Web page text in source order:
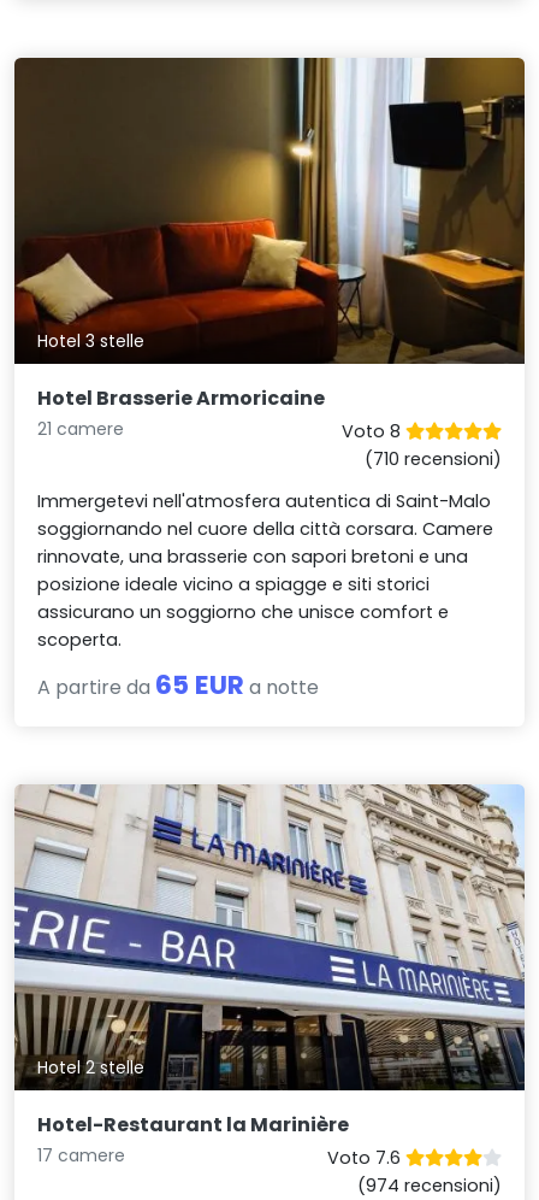
Hotel 3 stelle
Hotel Brasserie Armoricaine
21 camere
Voto 8
(710 recensioni)
Immergetevi nell'atmosfera autentica di Saint-Malo
soggiornando nel cuore della città corsara. Camere
rinnovate, una brasserie con sapori bretoni e una
posizione ideale vicino a spiagge e siti storici
assicurano un soggiorno che unisce comfort e
scoperta.
A partire da 65 EUR a notte
Hotel 2 stelle
Hotel-Restaurant la Marinière
17 camere
Voto 7.6
(974 recensioni)